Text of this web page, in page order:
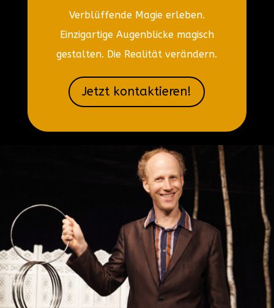
Verblüffende Magie erleben.
Einzigartige Augenblicke magisch
gestalten. Die Realität verändern.
Jetzt kontaktieren!